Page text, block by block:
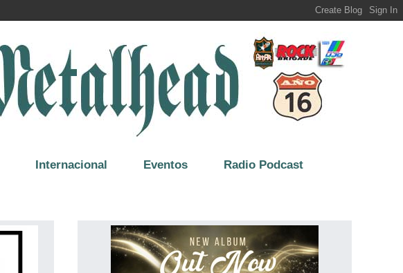
Internacional Eventos Radio Podcast